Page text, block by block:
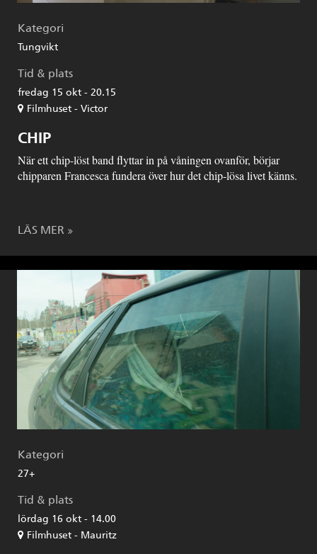
Kategori
Tungvikt
Tid & plats
fredag 15 okt - 20.15
Filmhuset - Victor
CHIP
När ett chip-löst band flyttar in på våningen ovanför, börjar
chipparen Francesca fundera över hur det chip-lösa livet känns.
LÄS MER
Kategori
27+
Tid & plats
lördag 16 okt - 14.00
Filmhuset - Mauritz